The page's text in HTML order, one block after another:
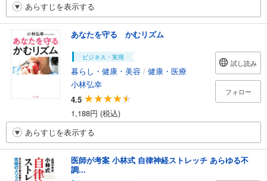
あらすじを表示する
あなたを守る かむリズム
ビジネス・実用
暮らし・健康・美容 / 健康・医療
小林弘幸
4.5
1,188円 (税込)
試し読み
フォロー
あらすじを表示する
医師が考案 小林式 自律神経ストレッチ あらゆる不
調...